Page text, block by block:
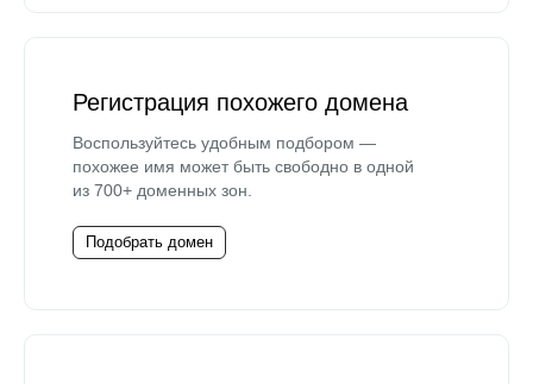
Регистрация похожего домена
Воспользуйтесь удобным подбором —
похожее имя может быть свободно в одной
из 700+ доменных зон.
Подобрать домен